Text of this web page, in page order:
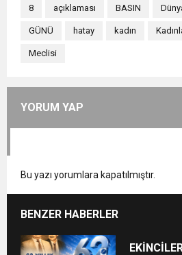
8 açıklaması BASIN
GÜNÜ hatay kadın
Meclisi
YORUM YAP
Bu yazı yorumlara kapatılmıştır.
BENZER HABERLER